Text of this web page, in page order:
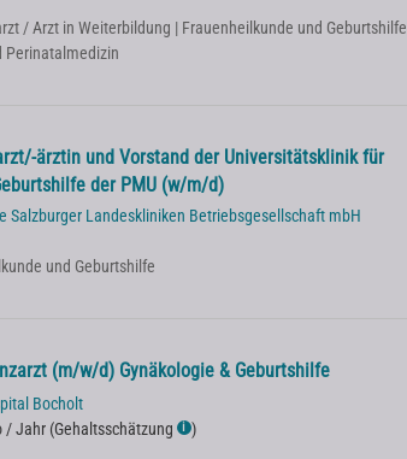
/ Arzt in Weiterbildung | Frauenheilkunde und Geburtshilfe
Perinatalmedizin
ärztin und Vorstand der Universitätsklinik für
der PMU (w/m/d)
Salzburger Landeskliniken Betriebsgesellschaft mbH
und Geburtshilfe
(m/w/d) Gynäkologie & Geburtshilfe
Bocholt
/ Jahr (Gehaltsschätzung ℹ )